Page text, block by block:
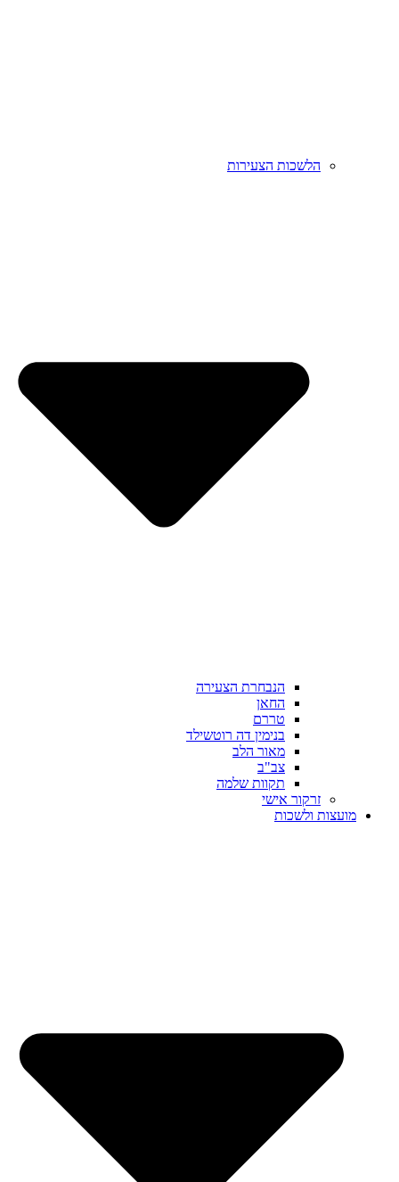
הלשכות הצעירות
הנבחרת הצעירה
החאן
טררם
בנימין דה רוטשילד
מאור הלב
צב"ב
תקוות שלמה
זרקור אישי
מועצות ולשכות